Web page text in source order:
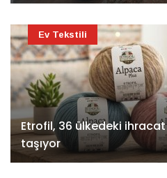
Etrofil, 36 ülkedeki ihracat
taşıyor
Ev Tekstili